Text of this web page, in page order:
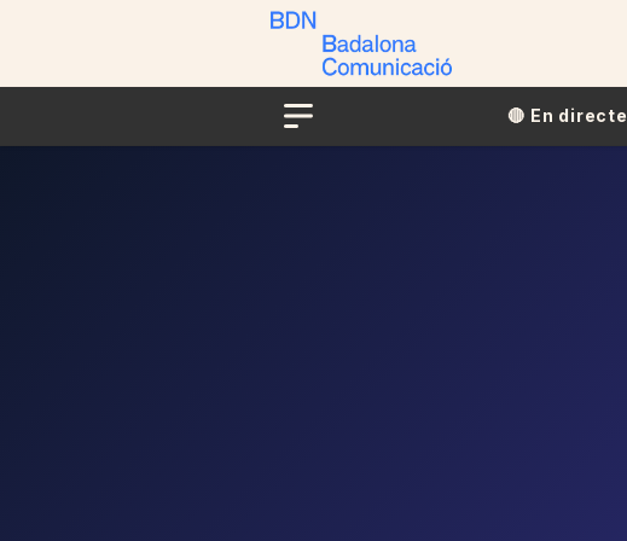
Menu
🔴​​ En directe